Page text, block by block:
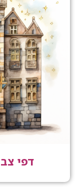
דפי